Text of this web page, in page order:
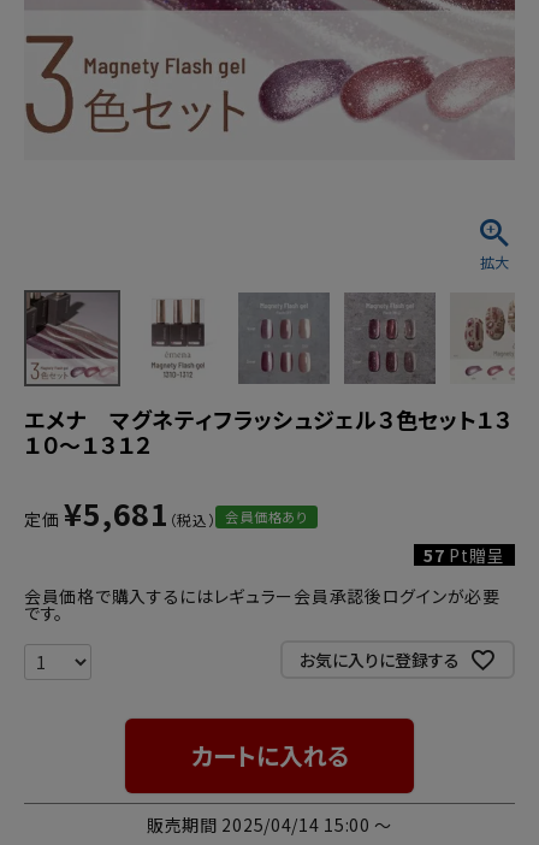
エメナ マグネティフラッシュジェル３色セット１３
１０～１３１２
定価 ¥5,681 会員価格あり
57 Pt贈呈
会員価格で購入するにはレギュラー会員承認後ログインが必要
です。
お気に入りに登録する
カートに入れる
販売期間 2025/04/14 15:00 〜